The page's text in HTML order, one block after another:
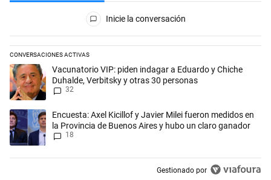
Todos los comentarios
Inicie la conversación
CONVERSACIONES ACTIVAS
Este listado muestra los artículos con más comentarios en los
Un artículo de tendencia con el título "Vacunatorio VIP: piden
Vacunatorio VIP: piden indagar a Eduardo y Chiche
Duhalde, Verbitsky y otras 30 personas
32
Un artículo de tendencia con el título "Encuesta: Axel Kicillof y Javier
Encuesta: Axel Kicillof y Javier Milei fueron medidos en
la Provincia de Buenos Aires y hubo un claro ganador
18
Gestionado por